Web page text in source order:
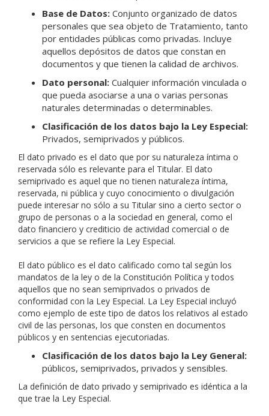
Base de Datos: Conjunto organizado de datos
personales que sea objeto de Tratamiento, tanto
por entidades públicas como privadas. Incluye
aquellos depósitos de datos que constan en
documentos y que tienen la calidad de archivos.
Dato personal: Cualquier información vinculada o
que pueda asociarse a una o varias personas
naturales determinadas o determinables.
Clasificación de los datos bajo la Ley Especial:
Privados, semiprivados y públicos.
El dato privado es el dato que por su naturaleza íntima o
reservada sólo es relevante para el Titular. El dato
semiprivado es aquel que no tienen naturaleza íntima,
reservada, ni pública y cuyo conocimiento o divulgación
puede interesar no sólo a su Titular sino a cierto sector o
grupo de personas o a la sociedad en general, como el
dato financiero y crediticio de actividad comercial o de
servicios a que se refiere la Ley Especial.
El dato público es el dato calificado como tal según los
mandatos de la ley o de la Constitución Política y todos
aquellos que no sean semiprivados o privados de
conformidad con la Ley Especial. La Ley Especial incluyó
como ejemplo de este tipo de datos los relativos al estado
civil de las personas, los que consten en documentos
públicos y en sentencias ejecutoriadas.
Clasificación de los datos bajo la Ley General:
públicos, semiprivados, privados y sensibles.
La definición de dato privado y semiprivado es idéntica a la
que trae la Ley Especial.